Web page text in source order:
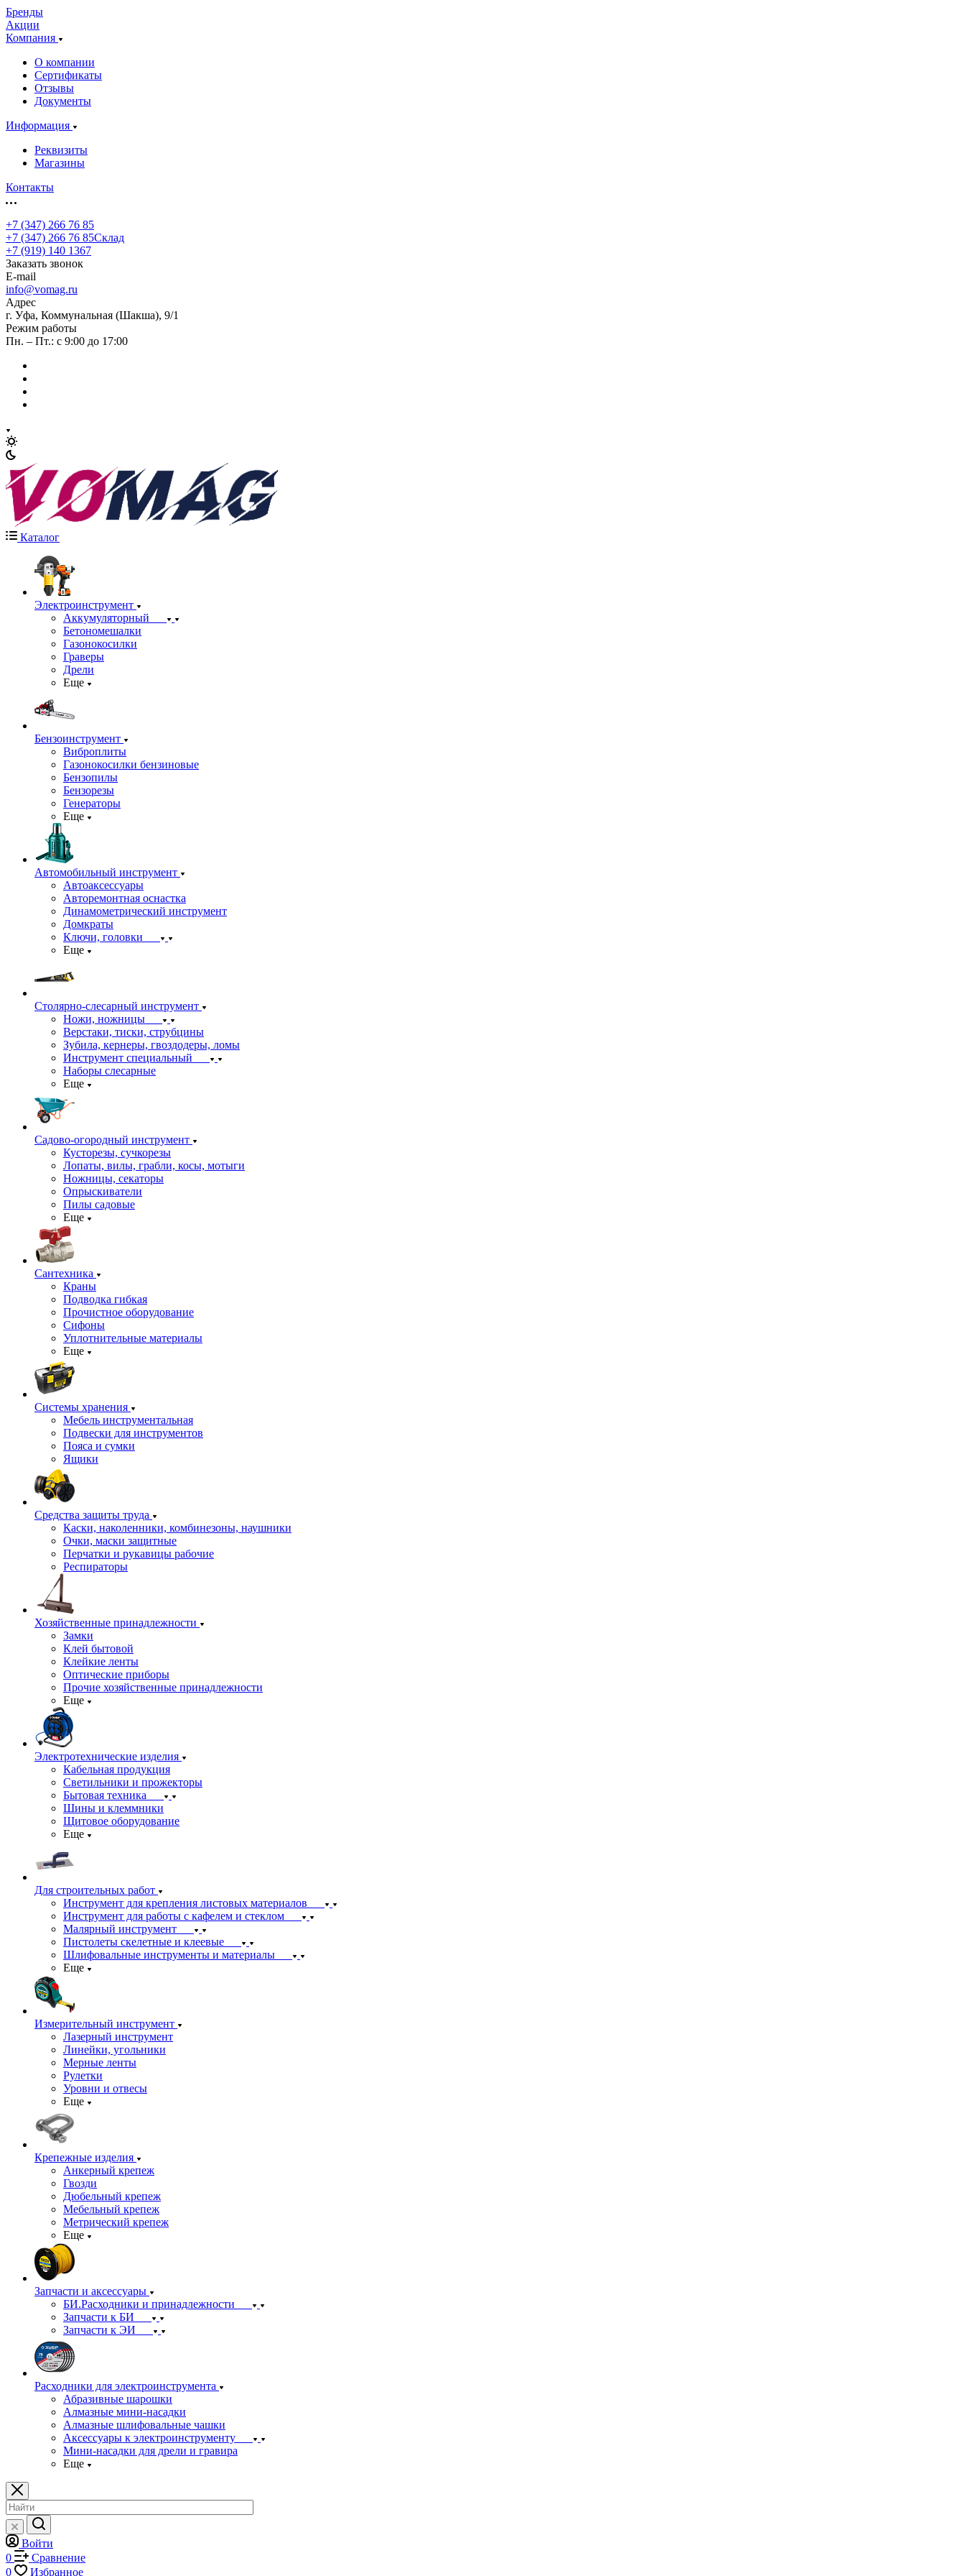
Бренды
Акции
Компания
О компании
Сертификаты
Отзывы
Документы
Информация
Реквизиты
Магазины
Контакты
+7 (347) 266 76 85
+7 (347) 266 76 85Склад
+7 (919) 140 1367
Заказать звонок
E-mail
info@vomag.ru
Адрес
г. Уфа, Коммунальная (Шакша), 9/1
Режим работы
Пн. – Пт.: с 9:00 до 17:00
Каталог
Электроинструмент
Аккумуляторный
Бетономешалки
Газонокосилки
Граверы
Дрели
Еще
Бензоинструмент
Виброплиты
Газонокосилки бензиновые
Бензопилы
Бензорезы
Генераторы
Еще
Автомобильный инструмент
Автоаксессуары
Авторемонтная оснастка
Динамометрический инструмент
Домкраты
Ключи, головки
Еще
Столярно-слесарный инструмент
Ножи, ножницы
Верстаки, тиски, струбцины
Зубила, кернеры, гвоздодеры, ломы
Инструмент специальный
Наборы слесарные
Еще
Садово-огородный инструмент
Кусторезы, сучкорезы
Лопаты, вилы, грабли, косы, мотыги
Ножницы, секаторы
Опрыскиватели
Пилы садовые
Еще
Сантехника
Краны
Подводка гибкая
Прочистное оборудование
Сифоны
Уплотнительные материалы
Еще
Системы хранения
Мебель инструментальная
Подвески для инструментов
Пояса и сумки
Ящики
Средства защиты труда
Каски, наколенники, комбинезоны, наушники
Очки, маски защитные
Перчатки и рукавицы рабочие
Респираторы
Хозяйственные принадлежности
Замки
Клей бытовой
Клейкие ленты
Оптические приборы
Прочие хозяйственные принадлежности
Еще
Электротехнические изделия
Кабельная продукция
Светильники и прожекторы
Бытовая техника
Шины и клеммники
Щитовое оборудование
Еще
Для строительных работ
Инструмент для крепления листовых материалов
Инструмент для работы с кафелем и стеклом
Малярный инструмент
Пистолеты скелетные и клеевые
Шлифовальные инструменты и материалы
Еще
Измерительный инструмент
Лазерный инструмент
Линейки, угольники
Мерные ленты
Рулетки
Уровни и отвесы
Еще
Крепежные изделия
Анкерный крепеж
Гвозди
Дюбельный крепеж
Мебельный крепеж
Метрический крепеж
Еще
Запчасти и аксессуары
БИ.Расходники и принадлежности
Запчасти к БИ
Запчасти к ЭИ
Расходники для электроинструмента
Абразивные шарошки
Алмазные мини-насадки
Алмазные шлифовальные чашки
Аксессуары к электроинструменту
Мини-насадки для дрели и гравира
Еще
Войти
0
Сравнение
0
Избранное